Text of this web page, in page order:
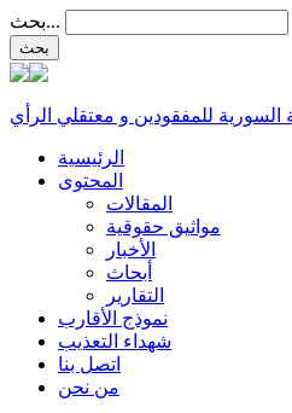
بحث...
السورية للمفقودين و معتقلي الرأي
الرئيسية
المحتوى
المقالات
مواثيق حقوقية
الأخبار
أبحاث
التقارير
نموذج الأقارب
شهداء التعذيب
اتصل بنا
من نحن